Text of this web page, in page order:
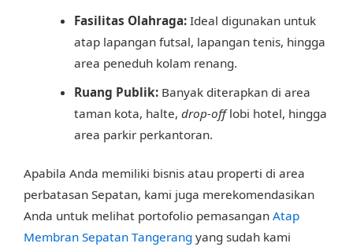
Fasilitas Olahraga:Ideal digunakan untuk
atap lapangan futsal, lapangan tenis, hingga
area peneduh kolam renang.
Ruang Publik:Banyak diterapkan di area
taman kota, halte, drop-offlobi hotel, hingga
area parkir perkantoran.
Apabila Anda memiliki bisnis atau properti di area
perbatasan Sepatan, kami juga merekomendasikan
Anda untuk melihat portofolio pemasangan Atap
Membran Sepatan Tangerang yang sudah kami